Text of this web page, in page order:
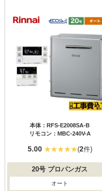
本体：RFS-E2008SA-B
リモコン：MBC-240V-A
5.00 (2件)
20号 プロパンガス
オート